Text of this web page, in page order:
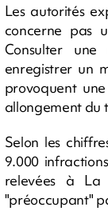
Les autorités
concerne pas
Consulter une
enregistrer un
provoquent
allongement du
Selon les
9.000
relevées à
"préoccupant"